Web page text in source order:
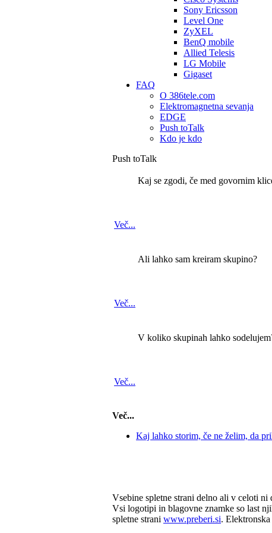
Sony Ericsson
Level One
ZyXEL
BenQ mobile
Allied Telesis
LG Mobile
Gigaset
FAQ
O 386tele.com
Elektromagnetna sevanja
EDGE
Push toTalk
Kdo je kdo
Push toTalk
Kaj se zgodi, če med govornim
Več...
Ali lahko sam kreiram skupino?
Več...
V koliko skupinah lahko
Več...
Več...
Kaj lahko storim, če ne želim, da
Vsebine spletne strani delno ali v celoti
Vsi logotipi in blagovne znamke so last
spletne strani www.preberi.si.